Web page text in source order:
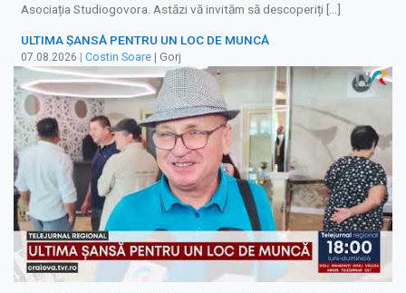
Asociația Studiogovora. Astăzi vă invităm să descoperiți […]
ULTIMA ȘANSĂ PENTRU UN LOC DE MUNCĂ
07.08.2026 Costin Soare | Gorj